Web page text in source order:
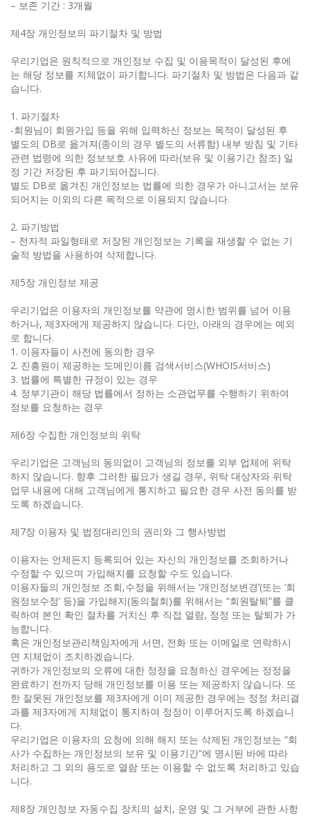
– 보존 기간 : 3개월
제4장 개인정보의 파기절차 및 방법
우리기업은 원칙적으로 개인정보 수집 및 이용목적이 달성된 후에
는 해당 정보를 지체없이 파기합니다. 파기절차 및 방법은 다음과 같
습니다.
1. 파기절차
-회원님이 회원가입 등을 위해 입력하신 정보는 목적이 달성된 후
별도의 DB로 옮겨져(종이의 경우 별도의 서류함) 내부 방침 및 기타
관련 법령에 의한 정보보호 사유에 따라(보유 및 이용기간 참조) 일
정 기간 저장된 후 파기되어집니다.
별도 DB로 옮겨진 개인정보는 법률에 의한 경우가 아니고서는 보유
되어지는 이외의 다른 목적으로 이용되지 않습니다.
2. 파기방법
– 전자적 파일형태로 저장된 개인정보는 기록을 재생할 수 없는 기
술적 방법을 사용하여 삭제합니다.
제5장 개인정보 제공
우리기업은 이용자의 개인정보를 약관에 명시한 범위를 넘어 이용
하거나, 제3자에게 제공하지 않습니다. 다만, 아래의 경우에는 예외
로 합니다.
1. 이용자들이 사전에 동의한 경우
2. 진흥원이 제공하는 도메인이름 검색서비스(WHOIS서비스)
3. 법률에 특별한 규정이 있는 경우
4. 정부기관이 해당 법률에서 정하는 소관업무를 수행하기 위하여
정보를 요청하는 경우
제6장 수집한 개인정보의 위탁
우리기업은 고객님의 동의없이 고객님의 정보를 외부 업체에 위탁
하지 않습니다. 향후 그러한 필요가 생길 경우, 위탁 대상자와 위탁
업무 내용에 대해 고객님에게 통지하고 필요한 경우 사전 동의를 받
도록 하겠습니다.
제7장 이용자 및 법정대리인의 권리와 그 행사방법
이용자는 언제든지 등록되어 있는 자신의 개인정보를 조회하거나
수정할 수 있으며 가입해지를 요청할 수도 있습니다.
이용자들의 개인정보 조회,수정을 위해서는 ‘개인정보변경’(또는 ‘회
원정보수정’ 등)을 가입해지(동의철회)를 위해서는 “회원탈퇴”를 클
릭하여 본인 확인 절차를 거치신 후 직접 열람, 정정 또는 탈퇴가 가
능합니다.
혹은 개인정보관리책임자에게 서면, 전화 또는 이메일로 연락하시
면 지체없이 조치하겠습니다.
귀하가 개인정보의 오류에 대한 정정을 요청하신 경우에는 정정을
완료하기 전까지 당해 개인정보를 이용 또는 제공하지 않습니다. 또
한 잘못된 개인정보를 제3자에게 이미 제공한 경우에는 정정 처리결
과를 제3자에게 지체없이 통지하여 정정이 이루어지도록 하겠습니
다.
우리기업은 이용자의 요청에 의해 해지 또는 삭제된 개인정보는 “회
사가 수집하는 개인정보의 보유 및 이용기간”에 명시된 바에 따라
처리하고 그 외의 용도로 열람 또는 이용할 수 없도록 처리하고 있습
니다.
제8장 개인정보 자동수집 장치의 설치, 운영 및 그 거부에 관한 사항